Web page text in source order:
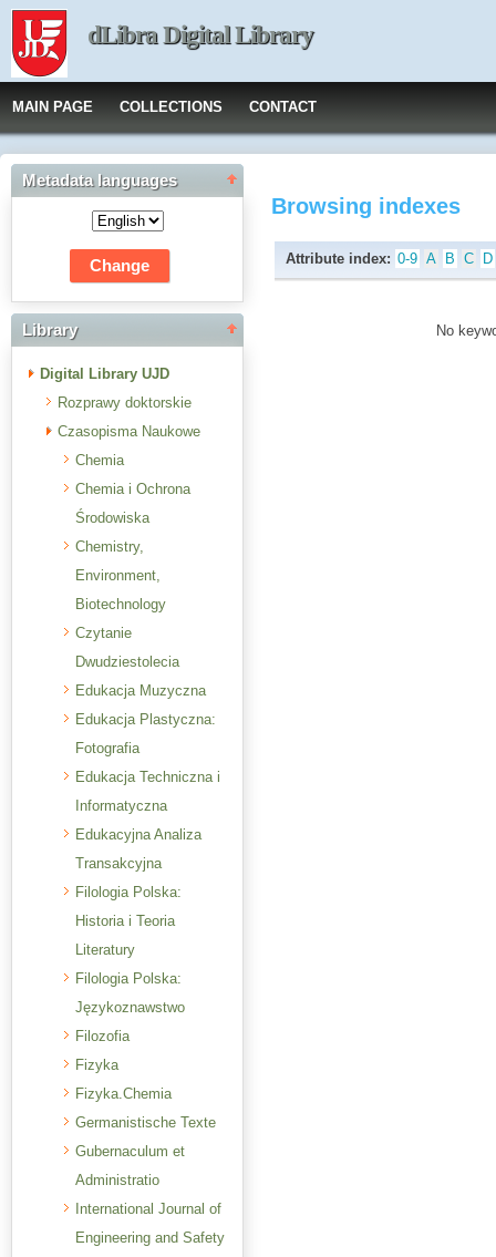
dLibra Digital Library
MAIN PAGE COLLECTIONS CONTACT
Metadata languages
Library
Digital Library UJD
Rozprawy doktorskie
Czasopisma Naukowe
Chemia
Chemia i Ochrona
Środowiska
Chemistry,
Environment,
Biotechnology
Czytanie
Dwudziestolecia
Edukacja Muzyczna
Edukacja Plastyczna:
Fotografia
Edukacja Techniczna i
Informatyczna
Edukacyjna Analiza
Transakcyjna
Filologia Polska:
Historia i Teoria
Literatury
Filologia Polska:
Językoznawstwo
Filozofia
Fizyka
Fizyka.Chemia
Germanistische Texte
Gubernaculum et
Administratio
International Journal of
Engineering and Safety
Browsing indexes
Attribute index: 0-9 A B C D
No